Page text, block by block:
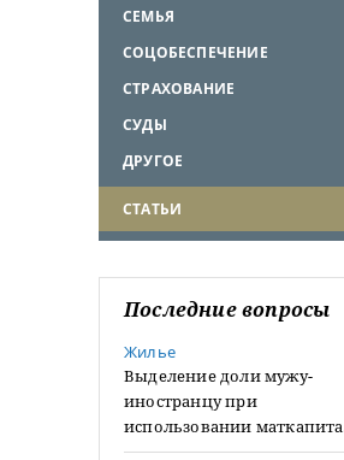
СЕМЬЯ
СОЦОБЕСПЕЧЕНИЕ
СТРАХОВАНИЕ
СУДЫ
ДРУГОЕ
СТАТЬИ
Последние вопросы
Жилье
Выделение доли мужу-
иностранцу при
использовании